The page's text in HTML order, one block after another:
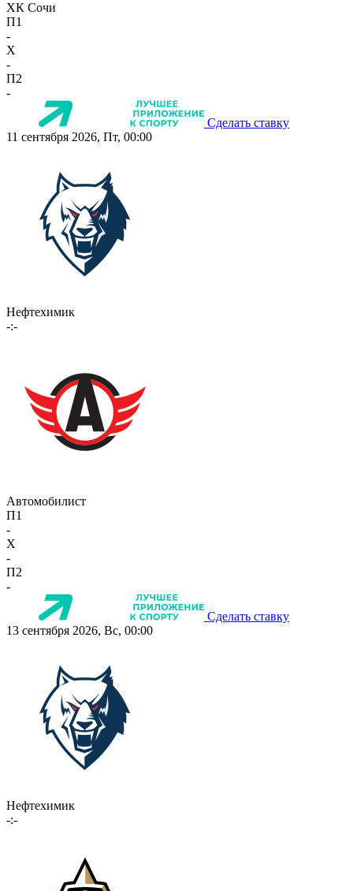
ХК Сочи
П1
-
X
-
П2
-
Сделать ставку
11 сентября 2026, Пт, 00:00
Нефтехимик
-:-
Автомобилист
П1
-
X
-
П2
-
Сделать ставку
13 сентября 2026, Вс, 00:00
Нефтехимик
-:-